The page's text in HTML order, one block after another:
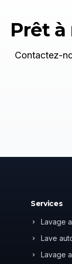
Prêt à
Contactez-
Services
Lavage
Lave
Lavage